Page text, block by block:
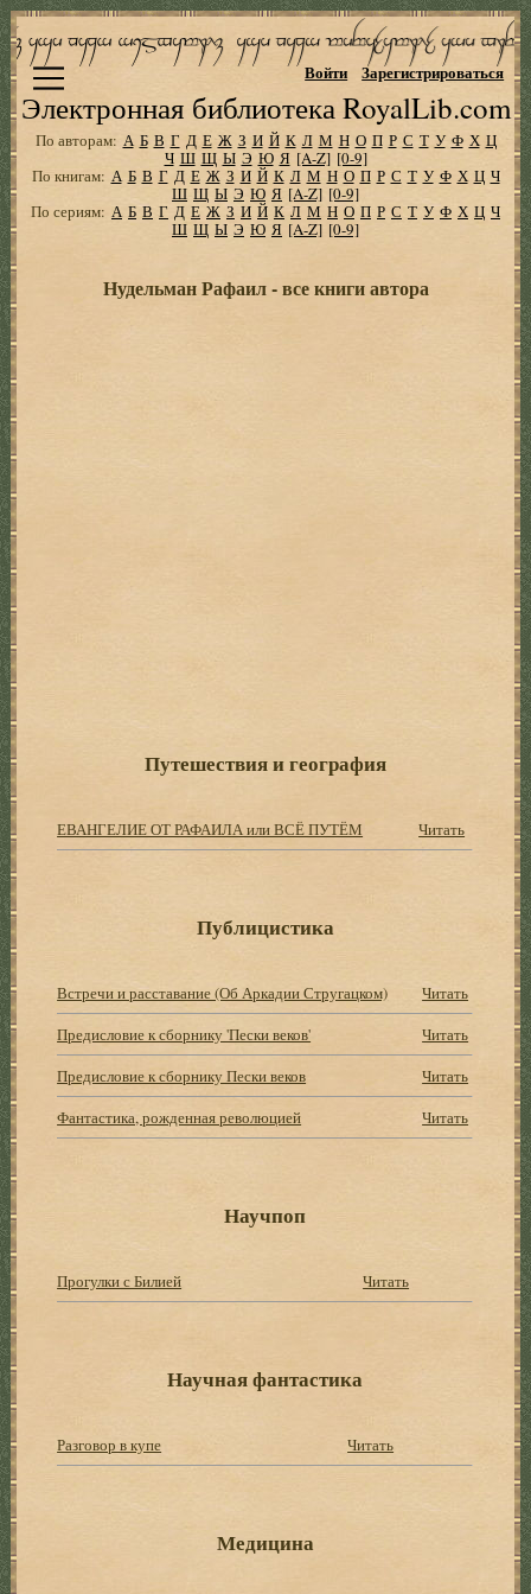
Электронная библиотека RoyalLib.com
Войти Зарегистрироваться
По авторам: А Б В Г Д Е Ж З И Й К Л М Н О П Р С Т У Ф Х Ц
Ч Ш Щ Ы Э Ю Я [A-Z] [0-9]
По книгам: А Б В Г Д Е Ж З И Й К Л М Н О П Р С Т У Ф Х Ц Ч
Ш Щ Ы Э Ю Я [A-Z] [0-9]
По сериям: А Б В Г Д Е Ж З И Й К Л М Н О П Р С Т У Ф Х Ц Ч
Ш Щ Ы Э Ю Я [A-Z] [0-9]
Нудельман Рафаил - все книги автора
Путешествия и география
ЕВАНГЕЛИЕ ОТ РАФАИЛА или ВСЁ ПУТЁМ Читать
Публицистика
Встречи и расставание (Об Аркадии Стругацком)
Читать
Предисловие к сборнику 'Пески веков'
Читать
Предисловие к сборнику Пески веков
Читать
Фантастика, рожденная революцией
Читать
Научпоп
Прогулки с Билией Читать
Научная фантастика
Разговор в купе Читать
Медицина